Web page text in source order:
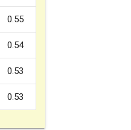
0.55
0.54
0.53
0.53